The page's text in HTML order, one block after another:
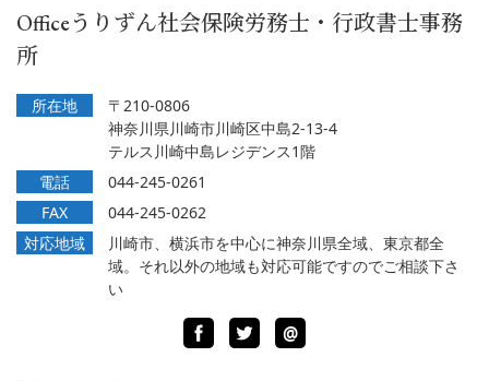
Officeうりずん社会保険労務士・行政書士事務
所
所在地
〒210-0806
神奈川県川崎市川崎区中島2-13-4
テルス川崎中島レジデンス1階
電話
044-245-0261
FAX
044-245-0262
対応地域
川崎市、横浜市を中心に神奈川県全域、東京都全
域。それ以外の地域も対応可能ですのでご相談下さ
い
Facebook
Twitter
LINE
@